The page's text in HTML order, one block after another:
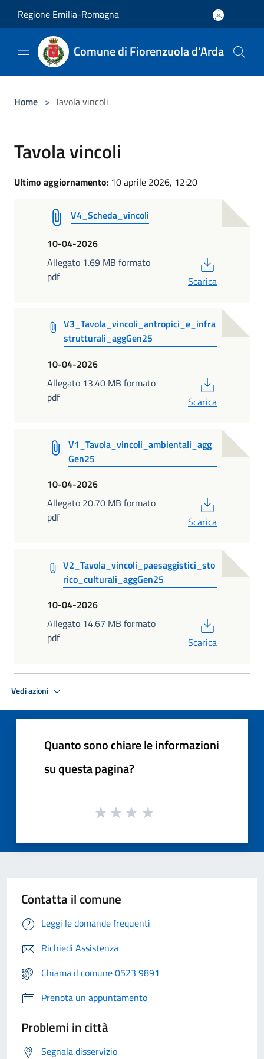
Regione Emilia-Romagna
Comune di Fiorenzuola d'Arda
Home > Tavola vincoli
Tavola vincoli
Ultimo aggiornamento: 10 aprile 2026, 12:20
V4_Scheda_vincoli
10-04-2026
Allegato 1.69 MB formato
pdf
Scarica
V3_Tavola_vincoli_antropici_e_infra
strutturali_aggGen25
10-04-2026
Allegato 13.40 MB formato
pdf
Scarica
V1_Tavola_vincoli_ambientali_agg
Gen25
10-04-2026
Allegato 20.70 MB formato
pdf
Scarica
V2_Tavola_vincoli_paesaggistici_sto
rico_culturali_aggGen25
10-04-2026
Allegato 14.67 MB formato
pdf
Scarica
Vedi azioni
Quanto sono chiare le informazioni
su questa pagina?
Contatta il comune
Leggi le domande frequenti
Richiedi Assistenza
Chiama il comune 0523 9891
Prenota un appuntamento
Problemi in città
Segnala disservizio